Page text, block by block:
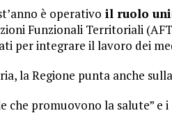
è operativo il ruolo
Funzionali Territoriali
per integrare il lavoro dei
la Regione punta anche
che promuovono la salute” e i